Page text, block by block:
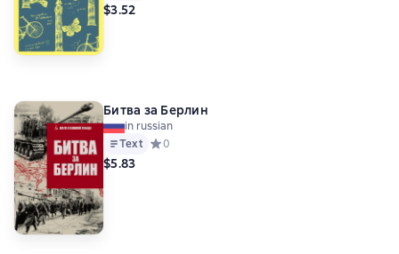
$3.52
Битва за Берлин
in russian
Text Средний рейтинг 0 на основе 0 оценок
0
$5.83